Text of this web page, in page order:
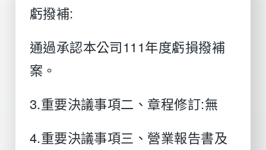
虧撥補:
通過承認本公司111年度虧損撥補
案。
3.重要決議事項二、章程修訂:無
4.重要決議事項三、營業報告書及